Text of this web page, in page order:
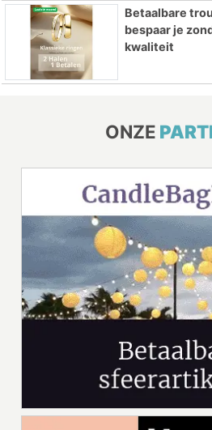
Betaalbare
bespaar je
kwaliteit
ONZE